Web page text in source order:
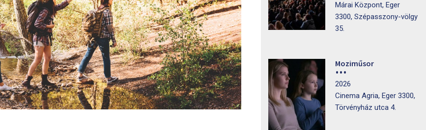
Márai Központ, Eger
3300, Szépasszony-völgy
35.
Moziműsor
2026
Cinema Agria, Eger 3300,
Törvényház utca 4.